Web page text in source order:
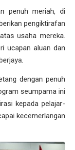
penuh meriah, di
pengiktirafan
usaha mereka.
ucapan aluan dan
dengan penuh
seumpama ini
kepada pelajar-
kecemerlangan